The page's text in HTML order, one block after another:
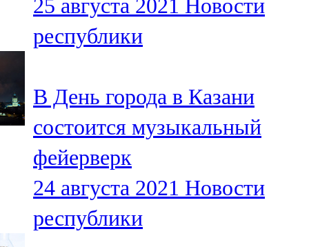
25 августа 2021 Новости
республики
В День города в Казани
состоится музыкальный
фейерверк
24 августа 2021 Новости
республики